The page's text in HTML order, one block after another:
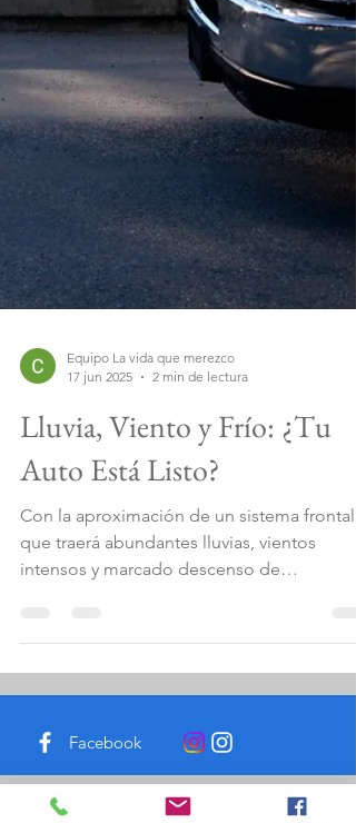
17 jun 2025
2 min de lectura
Lluvia, Viento y Frío: ¿Tu
Auto Está Listo?
Con la aproximación de un sistema frontal
que traerá abundantes lluvias, vientos
Facebook